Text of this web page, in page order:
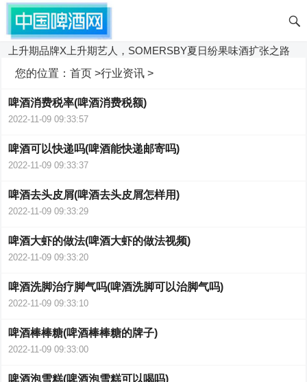
上升期品牌X上升期艺人，SOMERSBY夏日纷果味酒扩张之路
您的位置：首页 >行业资讯 >
啤酒消费税率(啤酒消费税额)
2022-11-09 09:33:57
啤酒可以快递吗(啤酒能快递邮寄吗)
2022-11-09 09:33:37
啤酒去头皮屑(啤酒去头皮屑怎样用)
2022-11-09 09:33:29
啤酒大虾的做法(啤酒大虾的做法视频)
2022-11-09 09:33:20
啤酒洗脚治疗脚气吗(啤酒洗脚可以治脚气吗)
2022-11-09 09:33:10
啤酒棒棒糖(啤酒棒棒糖的牌子)
2022-11-09 09:33:00
啤酒泡雪糕(啤酒泡雪糕可以喝吗)